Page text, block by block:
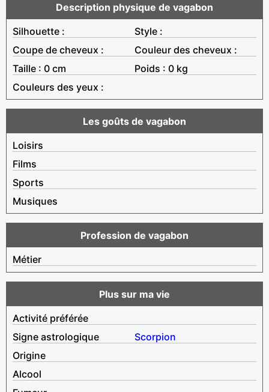
Description physique de vagabon
Silhouette :
Style :
Coupe de cheveux :
Couleur des cheveux :
Taille : 0 cm
Poids : 0 kg
Couleurs des yeux :
Les goûts de vagabon
Loisirs
Films
Sports
Musiques
Profession de vagabon
Métier
Plus sur ma vie
Activité préférée
Signe astrologique
Scorpion
Origine
Alcool